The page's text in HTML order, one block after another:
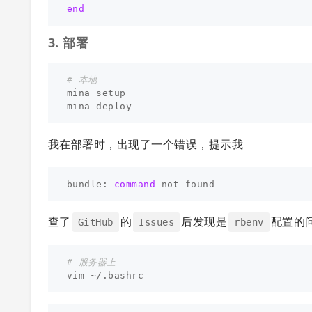
end
3. 部署
# 本地
mina setup
我在部署时，出现了一个错误，提示我
bundle: command
查了 GitHub 的 Issues 后发现是 rbenv 配置的
# 服务器上